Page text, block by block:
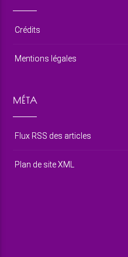
Crédits
Mentions légales
MÉTA
Flux RSS des articles
Plan de site XML